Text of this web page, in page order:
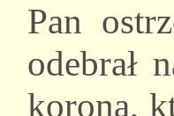
Pan
odebrał
korona,